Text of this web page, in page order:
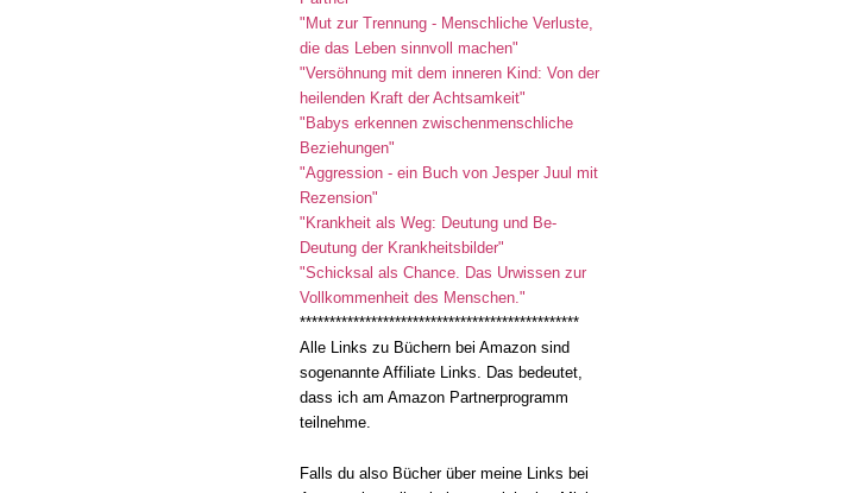
"Mut zur Trennung - Menschliche Verluste,
die das Leben sinnvoll machen"
"Versöhnung mit dem inneren Kind: Von der
heilenden Kraft der Achtsamkeit"
"Babys erkennen zwischenmenschliche
Beziehungen"
"Aggression - ein Buch von Jesper Juul mit
Rezension"
"Krankheit als Weg: Deutung und Be-
Deutung der Krankheitsbilder"
"Schicksal als Chance. Das Urwissen zur
Vollkommenheit des Menschen."
***********************************************
Alle Links zu Büchern bei Amazon sind
sogenannte Affiliate Links. Das bedeutet,
dass ich am Amazon Partnerprogramm
teilnehme.
Falls du also Bücher über meine Links bei